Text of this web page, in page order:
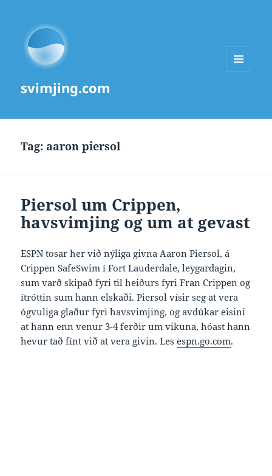
svimjing.com
Tag:aaron piersol
Piersol um Crippen,
havsvimjing og um at gevast
ESPN tosar her við nýliga givna Aaron Piersol, á
Crippen SafeSwim í Fort Lauderdale, leygardagin,
sum varð skipað fyri til heiðurs fyri Fran Crippen og
ítróttin sum hann elskaði. Piersol vísir seg at vera
ógvuliga glaður fyri havsvimjing, og avdúkar eisini
at hann enn venur 3-4 ferðir um vikuna, hóast hann
hevur tað fínt við at vera givin. Lesespn.go.com.